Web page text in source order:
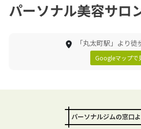
パーソナル美容サロ
「丸太町駅」より徒
Googleマップで
パーソナルジムの窓口